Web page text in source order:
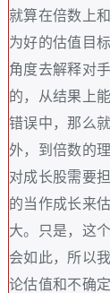
就算在倍数上
为好的估值目
角度去解释对
的，从结果上
错误中，那么
外，到倍数的
对成长股需要
的当作成长来
大。只是，这
会如此，所以
论估值和不确